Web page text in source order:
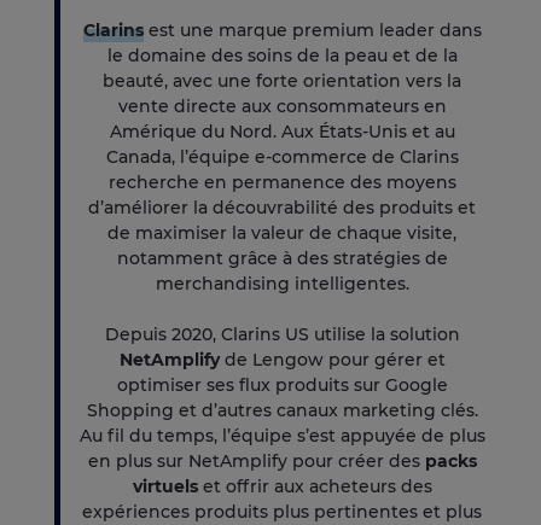
Clarinsest une marque premium leader dans
le domaine des soins de la peau et de la
beauté, avec une forte orientation vers la
vente directe aux consommateurs en
Amérique du Nord. Aux États-Unis et au
Canada, l’équipe e-commerce de Clarins
recherche en permanence des moyens
d’améliorer la découvrabilité des produits et
de maximiser la valeur de chaque visite,
notamment grâce à des stratégies de
merchandising intelligentes.
Depuis 2020, Clarins US utilise la solution
NetAmplifyde Lengow pour gérer et
optimiser ses flux produits sur Google
Shopping et d’autres canaux marketing clés.
Au fil du temps, l’équipe s’est appuyée de plus
en plus sur NetAmplify pour créer des packs
virtuelset offrir aux acheteurs des
expériences produits plus pertinentes et plus